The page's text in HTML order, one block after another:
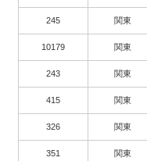
245 関東
10179 関東
243 関東
415 関東
326 関東
351 関東